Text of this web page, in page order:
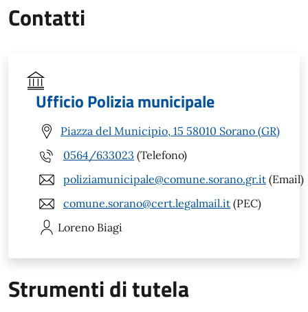
Contatti
Ufficio Polizia municipale
Piazza del Municipio, 15 58010 Sorano (GR)
0564/633023 (Telefono)
poliziamunicipale@comune.sorano.gr.it (Email)
comune.sorano@cert.legalmail.it (PEC)
Loreno Biagi
Strumenti di tutela